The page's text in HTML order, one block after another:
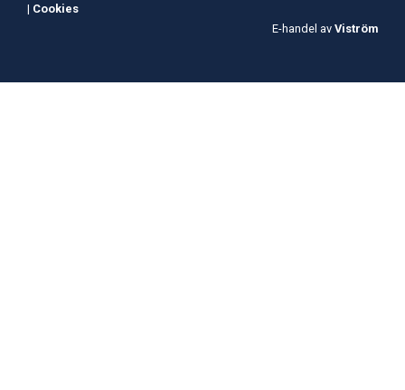
| Cookies
E-handel av Viström